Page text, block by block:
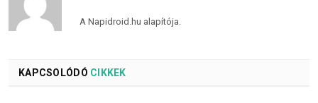
A Napidroid.hu alapítója.
KAPCSOLÓDÓ CIKKEK